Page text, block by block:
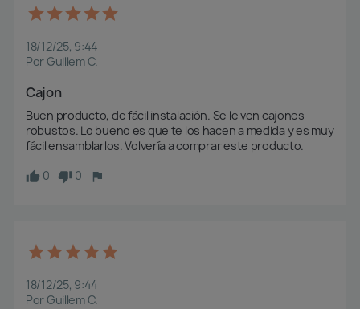
18/12/25, 9:44
Por Guillem C.
Cajon
Buen producto, de fácil instalación. Se le ven cajones
robustos. Lo bueno es que te los hacen a medida y es muy
fácil ensamblarlos. Volvería a comprar este producto.
0
0
18/12/25, 9:44
Por Guillem C.